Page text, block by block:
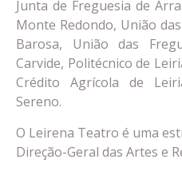
Junta de Freguesia de
Monte Redondo, União
Barosa, União das
Carvide, Politécnico de
Crédito Agrícola de
Sereno.
O Leirena Teatro é uma
Direção-Geral das Artes e